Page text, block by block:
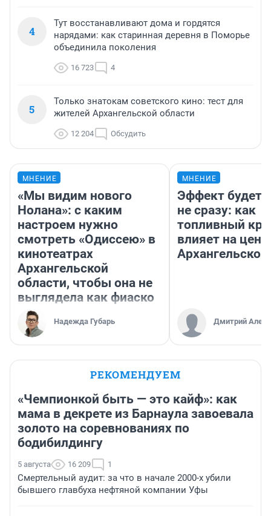
4
Тут восстанавливают дома и гордятся
нарядами: как старинная деревня в Поморье
объединила поколения
16 723 4
5
Только знатокам советского кино: тест для
жителей Архангельской области
12 204 Обсудить
МНЕНИЕ
«Мы видим нового
Нолана»: с каким
настроем нужно
смотреть «Одиссею» в
кинотеатрах
Архангельской
области, чтобы она не
выглядела как фиаско
Надежда Губарь
МНЕНИЕ
Эффект будет
не сразу: как
топливный
влияет на
Дмитрий
РЕКОМЕНДУЕМ
«Чемпионкой быть — это кайф»: как
мама в декрете из Барнаула завоевала
золото на соревнованиях по
бодибилдингу
5 августа 16 209 1
Смертельный аудит: за что в начале 2000-х убили
бывшего главбуха нефтяной компании Уфы